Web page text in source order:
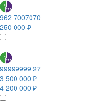
962 7007070
250 000 ₽
99999999 27
3 500 000 ₽
4 200 000 ₽